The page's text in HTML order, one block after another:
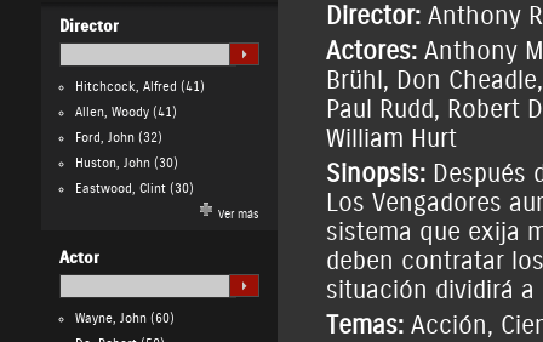
Director
Hitchcock, Alfred (41)
Allen, Woody(41)
Ford, John(32)
Huston, John(30)
Eastwood, Clint(30)
Ver más
Actor
Wayne, John(60)
Director: Anthony
Actores: Anthony
Brühl, Don Cheadle
Paul Rudd, Robert
William Hurt
Sinopsis:Después
Los Vengadores
sistema que exija
deben contratar
situación dividirá a
Temas: Acción,